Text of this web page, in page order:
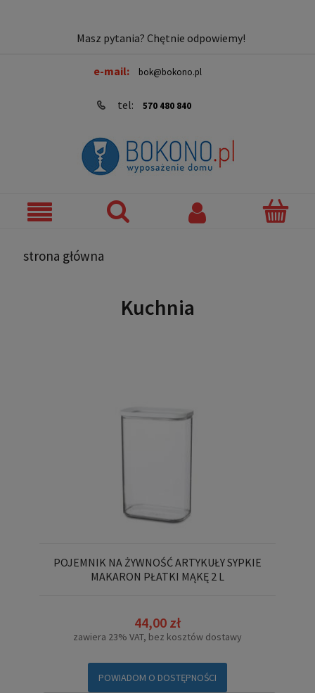
Masz pytania? Chętnie odpowiemy!
e-mail: bok@bokono.pl
tel: 570 480 840
strona główna
Kuchnia
POJEMNIK NA ŻYWNOŚĆ ARTYKUŁY SYPKIE
MAKARON PŁATKI MĄKĘ 2 L
44,00 zł
zawiera 23% VAT, bez kosztów dostawy
POWIADOM O DOSTĘPNOŚCI